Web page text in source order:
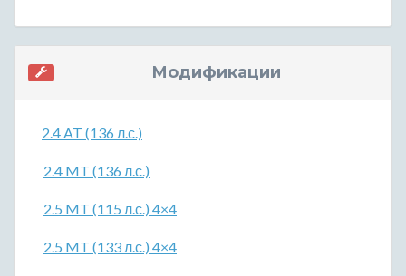
Модификации
2.4 AT (136 л.с.)
2.4 MT (136 л.с.)
2.5 MT (115 л.с.) 4×4
2.5 MT (133 л.с.) 4×4